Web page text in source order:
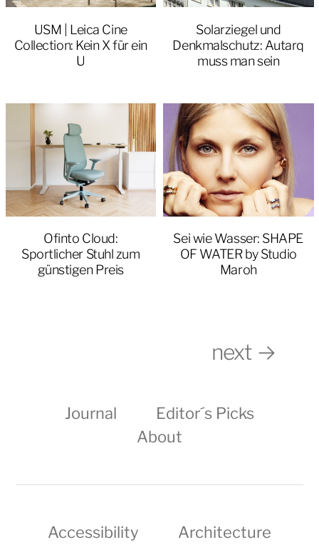
USM | Leica Cine
Collection: Kein X für ein
U
Solarziegel und
Denkmalschutz: Autarq
muss man sein
Ofinto Cloud:
Sportlicher Stuhl zum
günstigen Preis
Sei wie Wasser: SHAPE
OF WATER by Studio
Maroh
next →
Journal
Editor´s Picks
About
Accessibility
Architecture